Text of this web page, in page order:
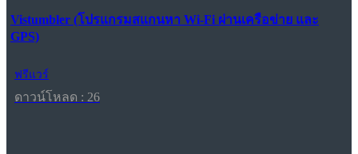
Vistumbler (โปรแกรมสแกนหา Wi-Fi ผ่านเครือข่าย และ
GPS)
ฟรีแวร์
ดาวน์โหลด : 26